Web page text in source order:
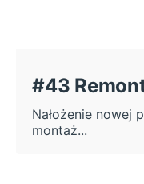
#43
Nałożenie nowej
montaż...